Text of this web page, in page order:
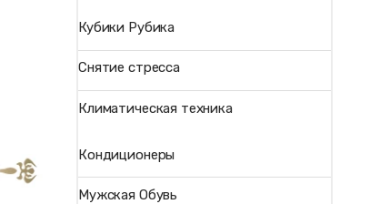
Кубики Рубика
Снятие стресса
Климатическая техника
Кондиционеры
Мужская Обувь